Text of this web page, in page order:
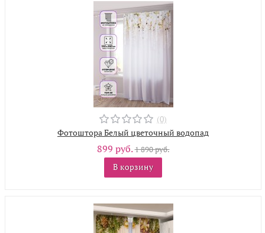
(0)
Фотоштора Белый цветочный водопад
899 руб.1 890 руб.
В корзину